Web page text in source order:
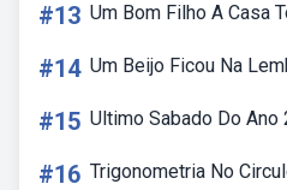
#13 Um Bom Filho A Casa
#14 Um Beijo Ficou Na
#15 Ultimo Sabado Do Ano
#16 Trigonometria No